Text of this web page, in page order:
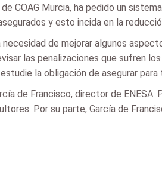
COAG Murcia, ha pedido un
y esto incida en la
de mejorar algunos
las penalizaciones que sufren
la obligación de asegurar para
de Francisco, director de ENESA.
Por su parte, García de